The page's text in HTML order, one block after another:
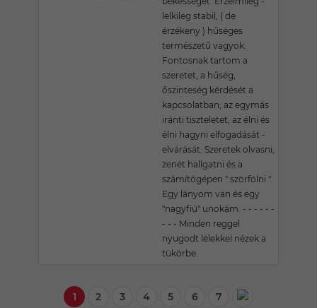
lelkileg stabil, ( de
érzékeny ) hűséges
természetű vagyok.
Fontosnak tartom a
szeretet, a hűség,
őszinteség kérdését a
kapcsolatban; az egymás
iránti tiszteletet, az élni és
élni hagyni elfogadását -
elvárását. Szeretek olvasni,
zenét hallgatni és a
számítógépen " szörfölni ".
Egy lányom van és egy
"nagyfiú" unokám. - - - - - -
- - - Minden reggel
nyugodt lélekkel nézek a
tükörbe.
1 2 3 4 5 6 7